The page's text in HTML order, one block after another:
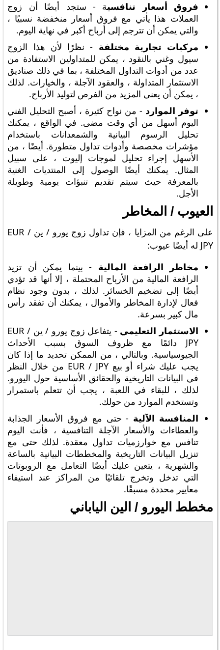
فروق أسعار تنافسية - ستجد أيضًا أن زوج
العملات هذا يأتي مع فروق أسعار منخفضة نسبيًا ،
والتي يمكن أن تترجم إلى أرباح أكبر في نهاية اليوم.
مركبات تجارية مختلفة - نظرًا لأن هذا الزوج
سيول وغني بالنقود ، يمكن للمتداولين الاستفادة من
عدد من أدوات التداول المختلفة ، بما في ذلك صناديق
الاستثمار المتداولة ، والعقود الآجلة ، والخيارات. لذلك
، يمكن أن يعني المزيد من الفرص لتوليد الأرباح.
توفر الموارد - من نواح كثيرة ، أصبح التحليل الفني
اليوم أسهل من أي وقت مضى. في الواقع ، يمكنك
تحليل الرسوم البيانية والشمعدانات باستخدام
مؤشرات مخصصة وأدوات تداول متطورة. أيضًا ، من
الأسهل إجراء تحليل لموجات إليوت ، على سبيل
المثال. يمكنك أيضًا الوصول إلى المنتديات الغنية
بالمعرفة حيث سيتم تقديم تنبؤات يومية وطويلة
الأجل.
العيوب / المخاطر
على الرغم من المزايا ، فإن تداول زوج يورو / ين EUR /
JPY له أيضًا عيوب:
مخاطر الرافعة المالية - بينما يمكن أن تزيد
الرافعة المالية من الأرباح المحتملة ، إلا أنها قد تؤدي
أيضًا إلى تضخيم الخسائر. لذلك ، بدون وجود نظام
فعال لإدارة المخاطر والأموال ، يمكنك أن تفقد رأس
مال كبير بسرعة.
الاستثمار التعليمي
- يتفاعل زوج يورو / ين EUR /
JPY دائمًا مع ظروف السوق بسبب الأحداث
الجيوسياسية. وبالتالي ، من الممكن تحديد ما إذا كان
يجب عليك شراء أو بيع EUR / JPY من خلال النظر
في البيانات التاريخية والحقائق الأساسية حول اليورو.
لذلك ، للبقاء في اللعبة ، يجب أن تتعلم باستمرار
وتستخدم الموارد من حولك.
المنافسة الآلية - حتى مع فروق الأسعار الجذابة
والعطاءات والأسعار الآجلة التنافسية ، فأنت اليوم
تنافس مع خوارزميات تداول معقدة. لذلك حتى مع
تنزيل البيانات التاريخية والمخططات البيانية بالساعة
والشهرية ، يتعين عليك أيضًا التعامل مع الروبوتات
التي تدخل وتخرج تلقائيًا من المراكز عند استيفاء
معايير محددة مسبقًا.
مخطط اليورو / الين الياباني